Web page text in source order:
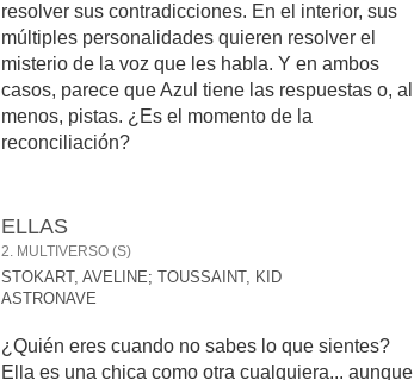
resolver sus contradicciones. En el interior, sus
múltiples personalidades quieren resolver el
misterio de la voz que les habla. Y en ambos
casos, parece que Azul tiene las respuestas o, al
menos, pistas. ¿Es el momento de la
reconciliación?
ELLAS
2. MULTIVERSO (S)
STOKART, AVELINE; TOUSSAINT, KID
ASTRONAVE
¿Quién eres cuando no sabes lo que sientes?
Ella es una chica como otra cualquiera... aunque